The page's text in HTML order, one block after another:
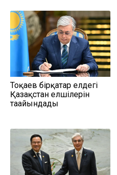
Тоқаев бірқатар елдегі
Қазақстан елшілерін
тағайындады